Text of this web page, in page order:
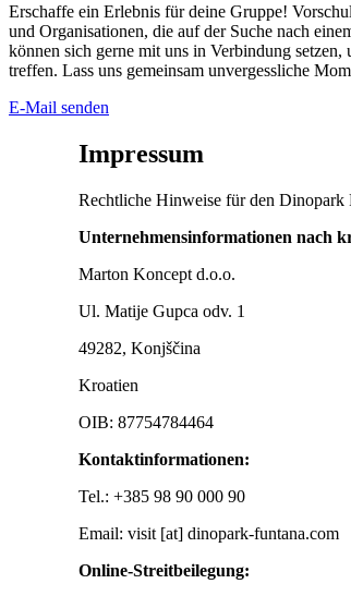
Erschaffe ein Erlebnis für deine Gruppe!
und Organisationen, die auf der Suche nach
können sich gerne mit uns in Verbindung setzen,
treffen. Lass uns gemeinsam unvergessliche
E-Mail senden
Impressum
Rechtliche Hinweise für den Dinopark
Unternehmensinformationen nach
Marton Koncept d.o.o.
Ul. Matije Gupca odv. 1
49282, Konjščina
Kroatien
OIB: 87754784464
Kontaktinformationen:
Tel.: +385 98 90 000 90
Email: visit [at] dinopark-funtana.com
Online-Streitbeilegung: